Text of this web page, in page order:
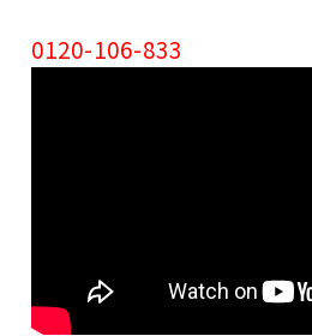
0120-106-833